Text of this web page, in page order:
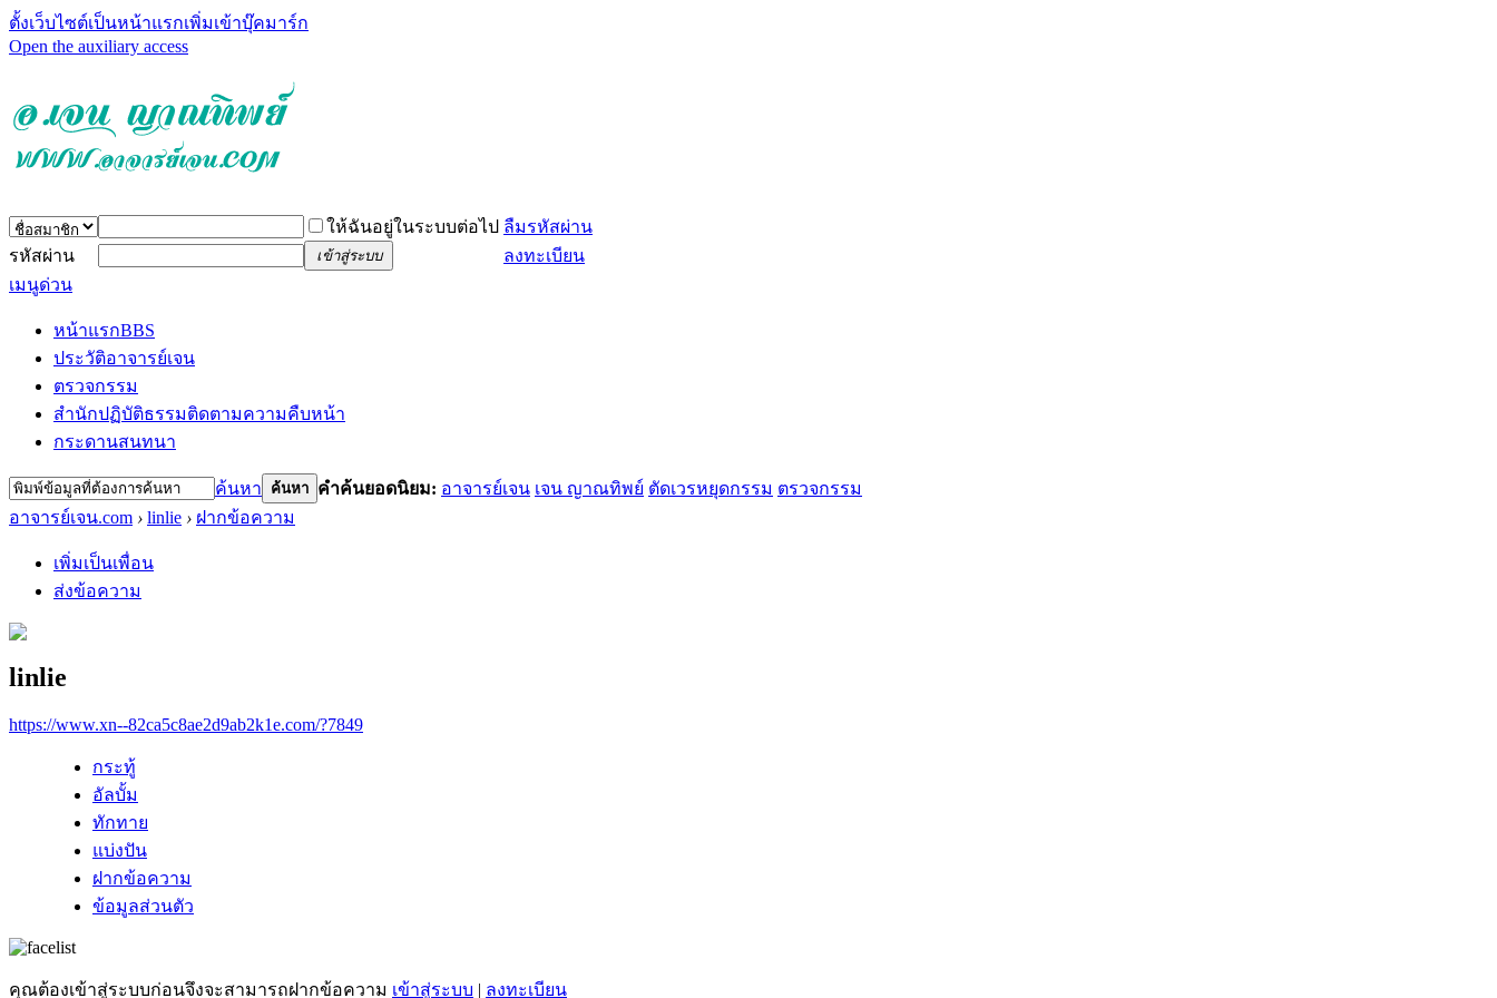
ตั้งเว็บไซต์เป็นหน้าแรกเพิ่มเข้าบุ๊คมาร์ก
Open the auxiliary access
ให้ฉันอยู่ในระบบต่อไป ลืมรหัสผ่าน
รหัสผ่าน
เข้าสู่ระบบ
ลงทะเบียน
เมนูด่วน
หน้าแรกBBS
ประวัติอาจารย์เจน
ตรวจกรรม
สำนักปฏิบัติธรรมติดตามความคืบหน้า
กระดานสนทนา
ค้นหา ค้นหา คำค้นยอดนิยม: อาจารย์เจน เจน ญาณทิพย์ ตัดเวรหยุดกรรม ตรวจกรรม
อาจารย์เจน.com › linlie › ฝากข้อความ
เพิ่มเป็นเพื่อน
ส่งข้อความ
linlie
https://www.xn--82ca5c8ae2d9ab2k1e.com/?7849
กระทู้
อัลบั้ม
ทักทาย
แบ่งปัน
ฝากข้อความ
ข้อมูลส่วนตัว
คุณต้องเข้าสู่ระบบก่อนจึงจะสามารถฝากข้อความ เข้าสู่ระบบ | ลงทะเบียน